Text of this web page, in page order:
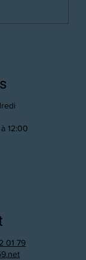
12:00
01 79